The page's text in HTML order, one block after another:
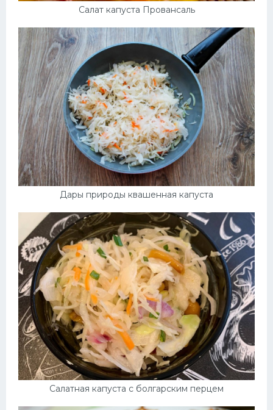
Салат капуста Провансаль
Дары природы квашенная капуста
Салатная капуста с болгарским перцем